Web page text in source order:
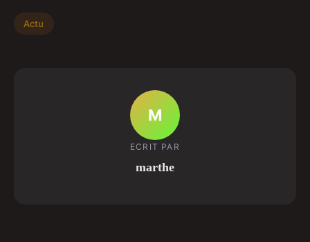
Actu
M
ECRIT PAR
marthe